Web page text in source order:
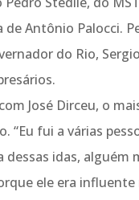
de Antônio Palocci.
do Rio,
José Dirceu, o
“Eu fui a várias
dessas idas, alguém
ele era